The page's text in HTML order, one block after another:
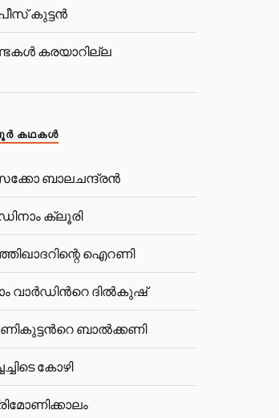
പീസ്‌ കുട്ടന്‍
കരയാറില്ല
കഥകള്‍
ബാലചന്ദ്രൻ
ക്ലൂരി
ഐറണി
വാർഡിന്‍റെ ദിൽകുഷ്
ബാല്‍ക്കണി
കോഴി